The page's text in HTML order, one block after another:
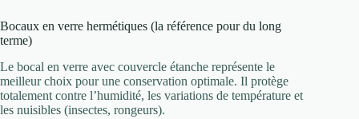
Bocaux en verre hermétiques (la référence pour du long
terme)
Le bocal en verre avec couvercle étanche représente le
meilleur choix pour une conservation optimale. Il protège
totalement contre l’humidité, les variations de température et
les nuisibles (insectes, rongeurs).